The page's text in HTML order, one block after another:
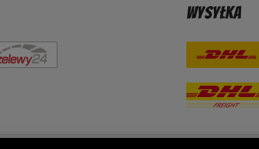
Wysyłka